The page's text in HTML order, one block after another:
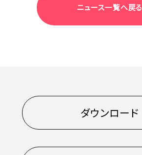
ニュース一覧へ戻る
ダウンロード